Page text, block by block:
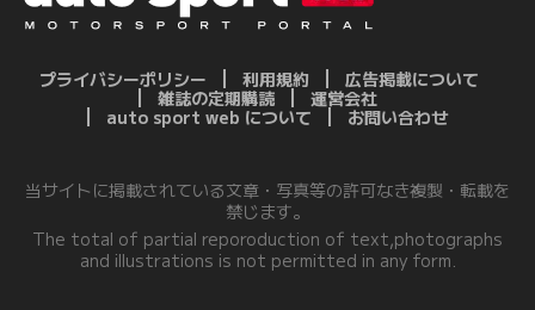
プライバシーポリシー 利用規約
広告掲載について
雑誌の定期購読
運営会社
auto sport web について
お問い合わせ
当サイトに掲載されている文章・写真等の許可なき複製・転載を
禁じます。
The total of partial reporoduction of text,photographs
and illustrations is not permitted in any form.